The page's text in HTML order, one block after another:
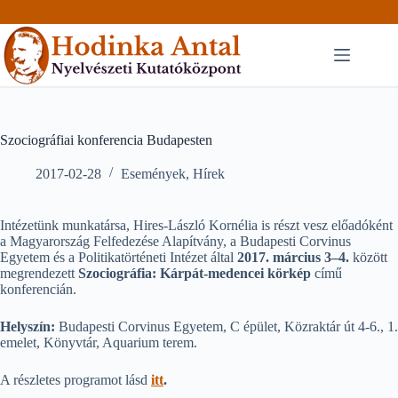
to
content
Szociográfiai konferencia Budapesten
2017-02-28 Események, Hírek
Intézetünk munkatársa, Hires-László Kornélia is részt vesz előadóként
a Magyarország Felfedezése Alapítvány, a Budapesti Corvinus
Egyetem és a Politikatörténeti Intézet által 2017. március 3–4. között
megrendezett Szociográfia: Kárpát-medencei körkép című
konferencián.
Helyszín: Budapesti Corvinus Egyetem, C épület, Közraktár út 4-6., 1.
emelet, Könyvtár, Aquarium terem.
A részletes programot lásd itt.